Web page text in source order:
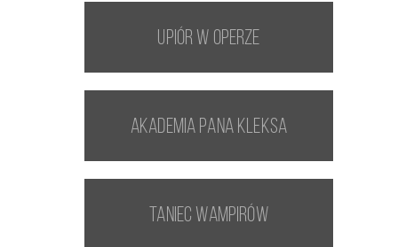
Upiór w operze
Akademia Pana Kleksa
Taniec wampirów